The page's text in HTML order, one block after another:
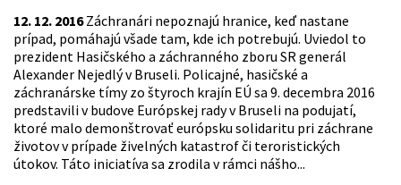
12. 12. 2016Záchranári nepoznajú hranice, keď nastane
prípad, pomáhajú všade tam, kde ich potrebujú. Uviedol to
prezident Hasičského a záchranného zboru SR generál
Alexander Nejedlý v Bruseli. Policajné, hasičské a
záchranárske tímy zo štyroch krajín EÚ sa 9. decembra 2016
predstavili v budove Európskej rady v Bruseli na podujatí,
ktoré malo demonštrovať európsku solidaritu pri záchrane
životov v prípade živelných katastrof či teroristických
útokov. Táto iniciatíva sa zrodila v rámci nášho...